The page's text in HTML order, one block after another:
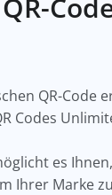
QR-
Codes
es
Ihrer Marke